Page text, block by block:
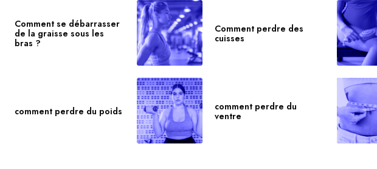
Comment se débarrasser
de la graisse sous les
bras ?
Comment perdre des
cuisses
comment perdre du poids
comment perdre du
ventre